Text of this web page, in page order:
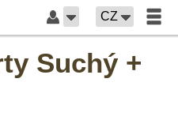
CZ
Suchý +